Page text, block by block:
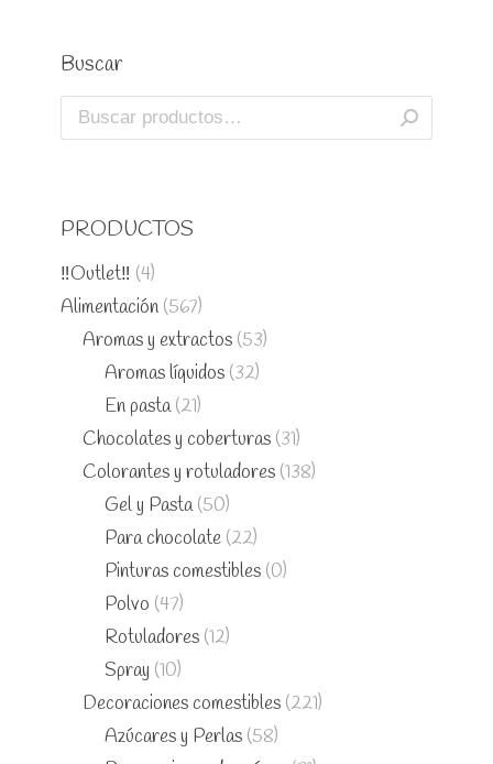
Buscar
PRODUCTOS
‼️Outlet‼️ (4)
Alimentación (567)
Aromas y extractos (53)
Aromas líquidos (32)
En pasta (21)
Chocolates y coberturas (31)
Colorantes y rotuladores (138)
Gel y Pasta (50)
Para chocolate (22)
Pinturas comestibles (0)
Polvo (47)
Rotuladores (12)
Spray (10)
Decoraciones comestibles (221)
Azúcares y Perlas (58)